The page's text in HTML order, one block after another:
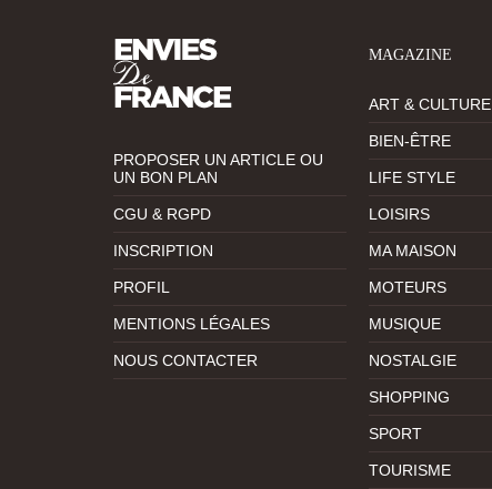
PROPOSER UN ARTICLE OU
UN BON PLAN
CGU & RGPD
INSCRIPTION
PROFIL
MENTIONS LÉGALES
NOUS CONTACTER
MAGAZINE
ART & CULTURE
BIEN-ÊTRE
LIFE STYLE
LOISIRS
MA MAISON
MOTEURS
MUSIQUE
NOSTALGIE
SHOPPING
SPORT
TOURISME